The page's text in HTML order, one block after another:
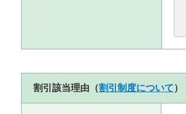
割引該当理由（割引制度について）